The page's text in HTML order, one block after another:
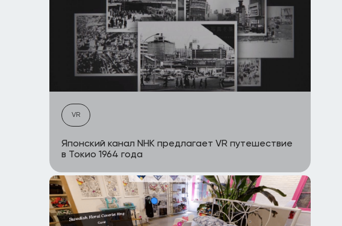
VR
Японский канал NHK предлагает VR путешествие
в Токио 1964 года